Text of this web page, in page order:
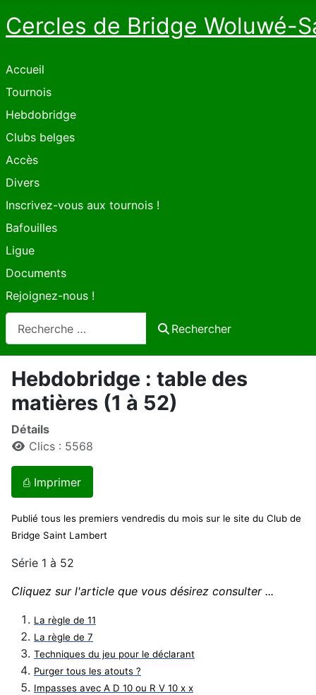
Cercles de Bridge Woluwé-
Accueil
Tournois
Hebdobridge
Clubs belges
Accès
Divers
Inscrivez-vous aux tournois !
Bafouilles
Ligue
Documents
Rejoignez-nous !
Rechercher
Hebdobridge : table des
matières (1 à 52)
Détails
Clics : 5568
⎙ Imprimer
Publié tous les premiers vendredis du mois sur le site du Club de
Bridge Saint Lambert
Série 1 à 52
Cliquez sur l'article que vous désirez consulter ...
La règle de 11
La règle de 7
Techniques du jeu pour le déclarant
Purger tous les atouts ?
Impasses avec A D 10 ou R V 10 x x